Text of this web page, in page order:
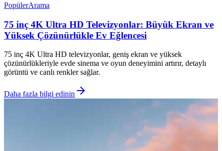
PopülerArama
75 inç 4K Ultra HD Televizyonlar: Büyük Ekran ve
Yüksek Çözünürlükle Ev Eğlencesi
75 inç 4K Ultra HD televizyonlar, geniş ekran ve yüksek
çözünürlükleriyle evde sinema ve oyun deneyimini artırır, detaylı
görüntü ve canlı renkler sağlar.
Daha fazla bilgi edinin